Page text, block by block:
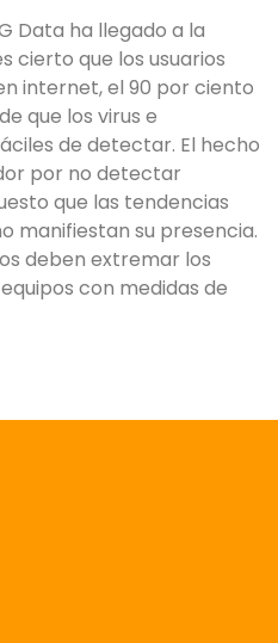
Data ha llegado a la
cierto que los usuarios
internet, el 90 por ciento
que los virus e
de detectar. El hecho
por no detectar
que las tendencias
manifiestan su presencia.
deben extremar los
con medidas de